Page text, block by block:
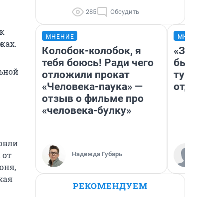
285 Обсудить
МНЕНИЕ
Колобок-колобок, я
тебя боюсь! Ради чего
отложили прокат
«Человека-паука» —
отзыв о фильме про
«человека-булку»
Надежда Губарь
«За
были
РЕКОМЕНДУЕМ